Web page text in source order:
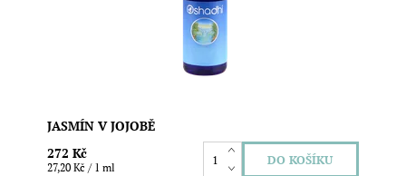
JASMÍN V JOJOBĚ
272 Kč
27,20 Kč / 1 ml